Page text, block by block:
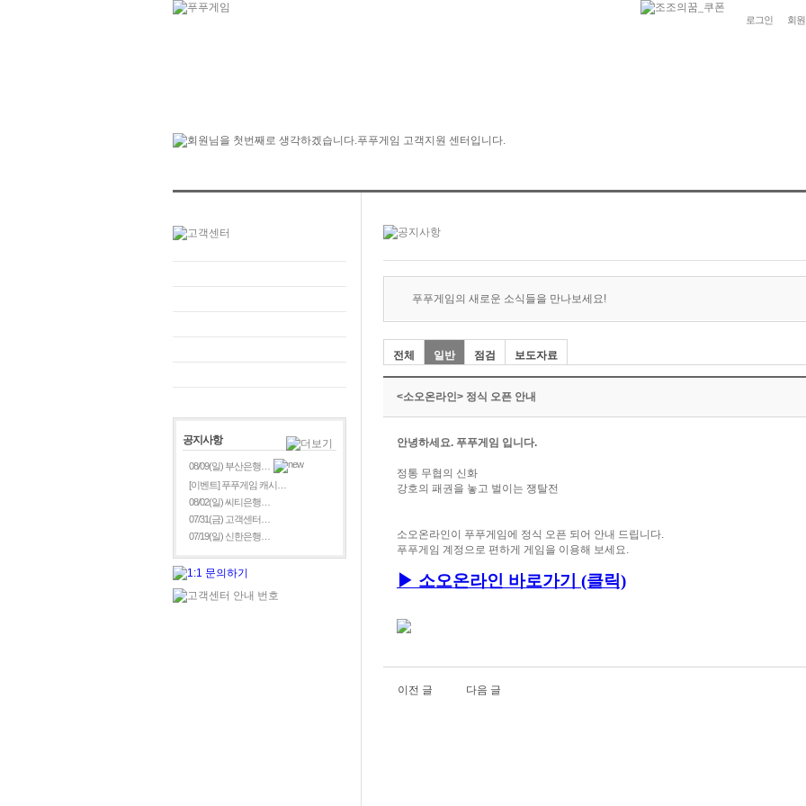
로그인 회
공지사항
08/09(일) 부산은행…
[이벤트] 푸푸게임 캐시…
08/02(일) 씨티은행…
07/31(금) 고객센터…
07/19(일) 신한은행…
푸푸게임의 새로운 소식들을 만나보세요!
전체 일반 점검 보도자료
<소오온라인> 정식 오픈 안내
안녕하세요. 푸푸게임 입니다.
정통 무협의 신화
강호의 패권을 놓고 벌이는 쟁탈전
소오온라인이 푸푸게임에 정식 오픈 되어 안내 드립니다.
푸푸게임 계정으로 편하게 게임을 이용해 보세요.
▶ 소오온라인 바로가기 (클릭)
이전 글 다음 글